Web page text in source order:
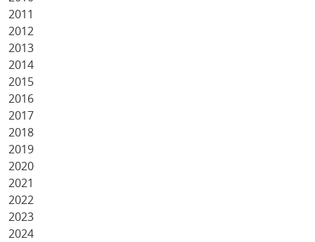
2011
2012
2013
2014
2015
2016
2017
2018
2019
2020
2021
2022
2023
2024